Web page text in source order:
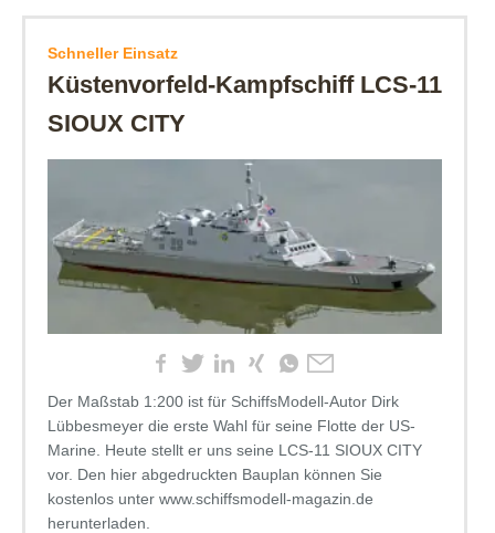
Schneller Einsatz
Küstenvorfeld-Kampfschiff LCS-11
SIOUX CITY
Der Maßstab 1:200 ist für SchiffsModell-Autor Dirk
Lübbesmeyer die erste Wahl für seine Flotte der US-
Marine. Heute stellt er uns seine LCS-11 SIOUX CITY
vor. Den hier abgedruckten Bauplan können Sie
kostenlos unter www.schiffsmodell-magazin.de
herunterladen.